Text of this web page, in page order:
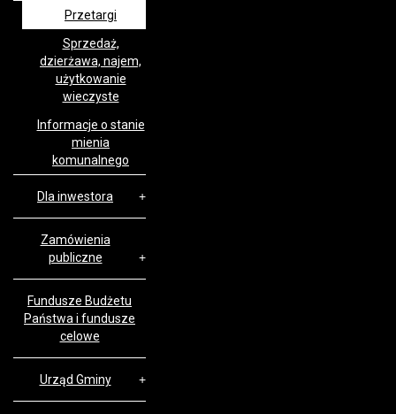
Przetargi
Sprzedaż,
dzierżawa, najem,
użytkowanie
wieczyste
Informacje o stanie
mienia
komunalnego
Dla inwestora
Zamówienia
publiczne
Fundusze Budżetu
Państwa i fundusze
celowe
Urząd Gminy